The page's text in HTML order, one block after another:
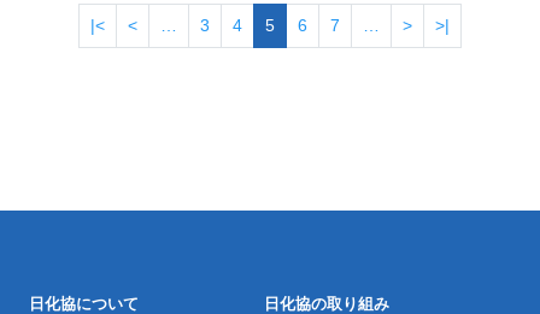
ページ送り
|<先頭ページ
<前ページ3 4 5 6 7 >次ページ
>|
日化協について 日化協の取り組み